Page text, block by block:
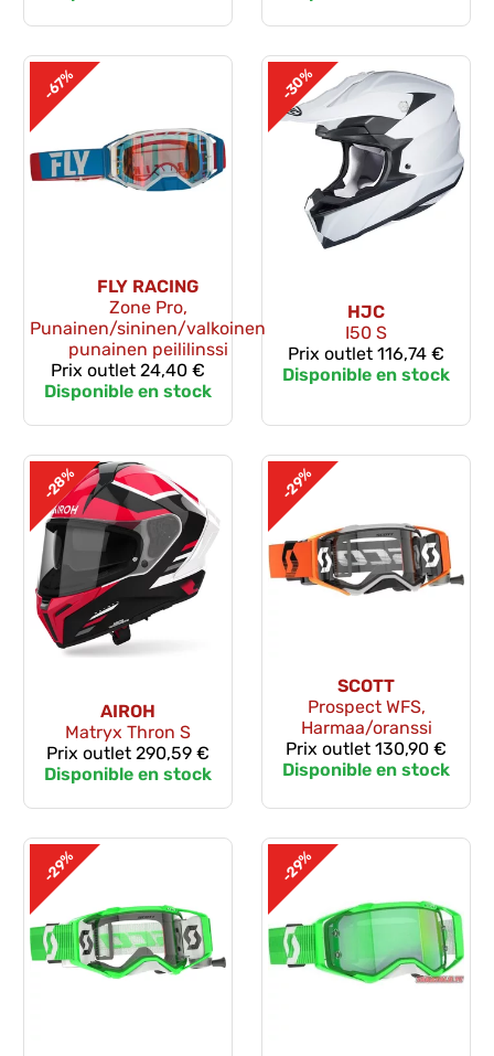
-67%
FLY RACING
Zone Pro,
Punainen/sininen/valkoinen
punainen peililinssi
Prix outlet 24,40 €
Disponible en stock
-30%
HJC
I50 S
Prix outlet 116,74 €
Disponible en stock
-28%
AIROH
Matryx Thron S
Prix outlet 290,59 €
Disponible en stock
-29%
SCOTT
Prospect WFS,
Harmaa/oranssi
Prix outlet 130,90 €
Disponible en stock
-29% -29%